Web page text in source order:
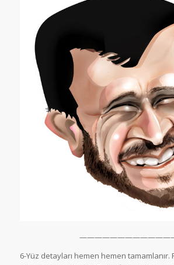
6-Yüz detayları hemen hemen tamamlanır.